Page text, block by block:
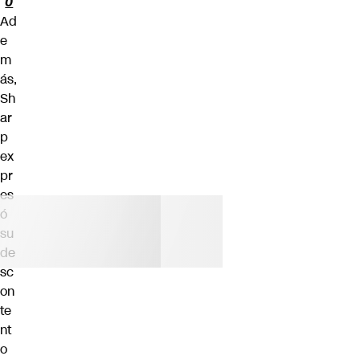
Ad
e
m
ás,
Sh
ar
p
ex
pr
es
ó
su
de
sc
on
te
nt
o